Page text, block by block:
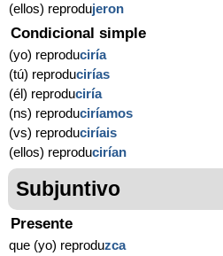
(ellos) reprodujeron
Condicional simple
(yo) reproduciría
(tú) reproducirías
(él) reproduciría
(ns) reproduciríamos
(vs) reproduciríais
(ellos) reproducirían
Subjuntivo
Presente
que (yo) reproduzca